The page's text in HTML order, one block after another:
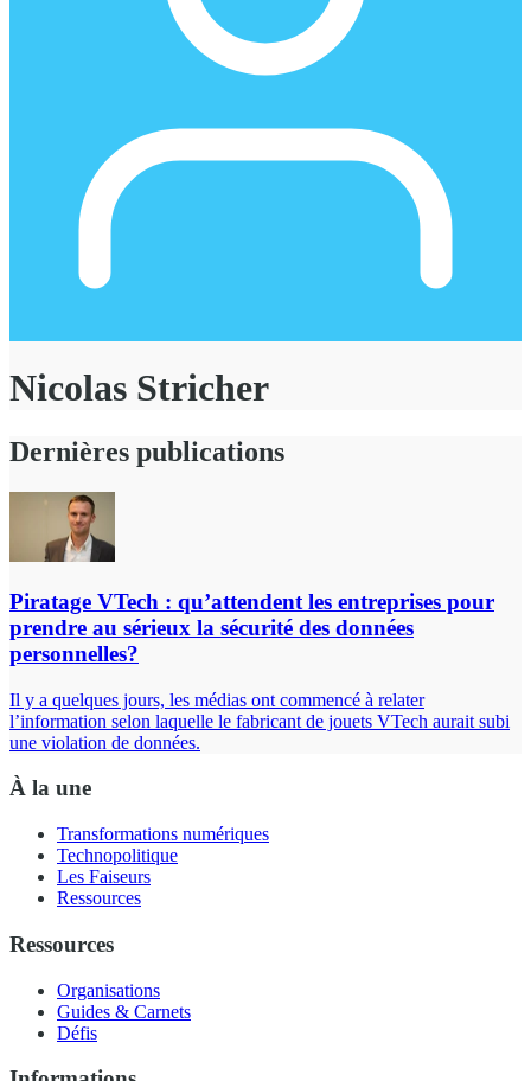
Nicolas Stricher
Dernières publications
Piratage VTech : qu’attendent les entreprises pour
prendre au sérieux la sécurité des données
personnelles?
Il y a quelques jours, les médias ont commencé à relater
l’information selon laquelle le fabricant de jouets VTech aurait subi
une violation de données.
À la une
Transformations numériques
Technopolitique
Les Faiseurs
Ressources
Ressources
Organisations
Guides & Carnets
Défis